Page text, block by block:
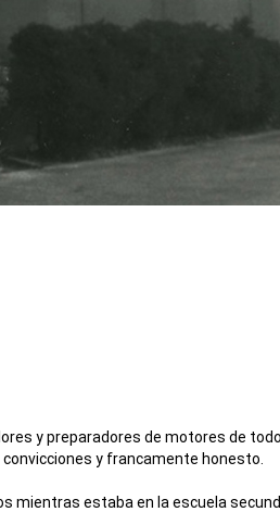
y preparadores de motores de
y francamente honesto.
mientras estaba en la escuela